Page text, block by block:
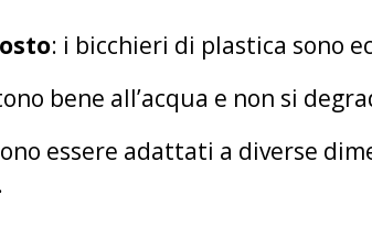
: i bicchieri di plastica sono
bene all’acqua e non si
essere adattati a diverse